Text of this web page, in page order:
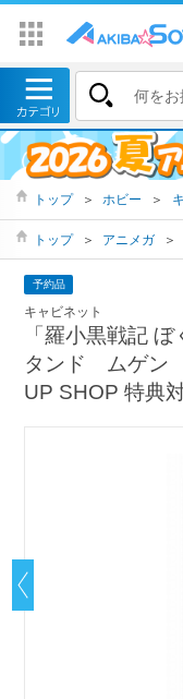
トップ ＞ ホビー ＞
トップ ＞ アニメガ ＞
予約品
キャビネット
「羅小黒戦記
タンド ムゲン
UP SHOP 特典